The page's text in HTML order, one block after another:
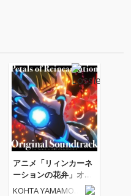
ヴァーサ
アニメ「リィンカーネ
ーションの花弁」オリ
ジナルサウンドトラッ
KOHTA YAMAMOT